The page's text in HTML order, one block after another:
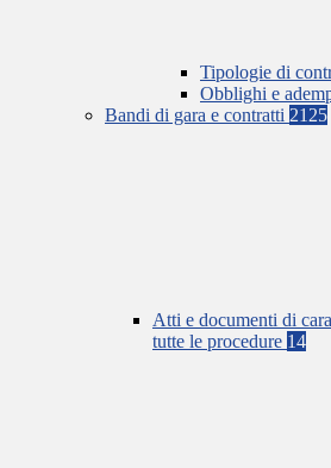
Tipologie di
Obblighi e
Bandi di gara e contratti 2125
Atti e documenti di
tutte le procedure 14